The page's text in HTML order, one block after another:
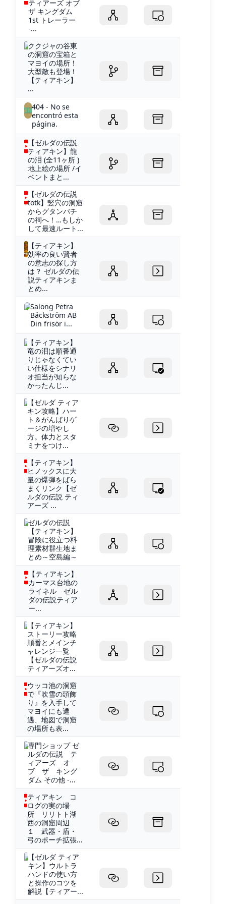
ティアーズ オブ
ザ キングダム
1st トレーラー
-...
ククジャの谷東
の洞窟の宝箱と
マヨイの場所！
大型敵も登場！
【ティアキン】
...
404 - No se
encontró esta
página.
【ゼルダの伝説
ティアキン】龍
の泪 (全11ヶ所 )
地上絵の場所 /イ
ベントまと...
【ゼルダの伝説
totk】竪穴の洞窟
からグタンバチ
の祠へ！…もしか
して最速ルート...
【ティアキン】
効率の良い賢者
の意志の探し方
は？ ゼルダの伝
説ティアキンま
とめ...
Salong Petra
Bäckström AB
Din frisör i...
【ティアキン】
竜の泪は順番通
りじゃなくてい
い仕様をシナリ
オ担当が知らな
かったんじ...
【ゼルダ ティア
キン攻略】ハー
ト＆がんばりゲ
ージの増やし
方。体力とスタ
ミナをつけ...
【ティアキン】
ヒノックスに大
量の爆弾をばら
まくリンク【ゼ
ルダの伝説 ティ
アーズ ...
ゼルダの伝説
【ティアキン】
冒険に役立つ料
理素材群生地ま
とめ～空島編～
【ティアキン】
カーマス台地の
ライネル ゼル
ダの伝説ティア
ー...
【ティアキン】
ストーリー攻略
順番とメインチ
ャレンジ一覧
【ゼルダの伝説
ティアーズオ...
ウッコ池の洞窟
で『吹雪の頭飾
り』を入手して
マヨイにも遭
遇、地図で洞窟
の場所も表...
専門ショップ ゼ
ルダの伝説 テ
ィアーズ オ
ブ ザ キング
ダム その他 -...
ティアキン コ
ログの実の場
所 リリトト湖
西の洞窟周辺
１ 武器・盾・
弓のポーチ拡張...
【ゼルダ ティア
キン】ウルトラ
ハンドの使い方
と操作のコツを
解説【ティアー...